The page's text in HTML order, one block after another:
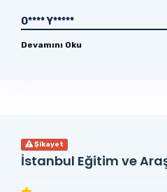
O**** Y*****
Devamını Oku
Şikayet
İstanbul Eğitim ve